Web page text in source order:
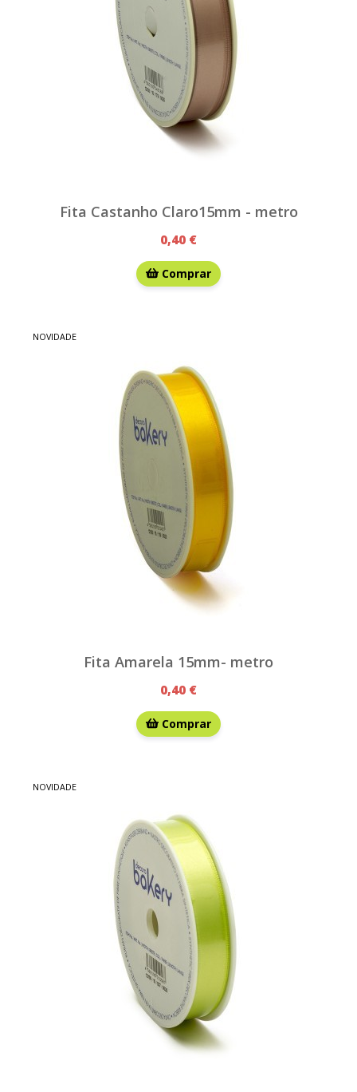
Fita Castanho Claro15mm - metro
0,40 €
Comprar
NOVIDADE
Fita Amarela 15mm- metro
0,40 €
Comprar
NOVIDADE